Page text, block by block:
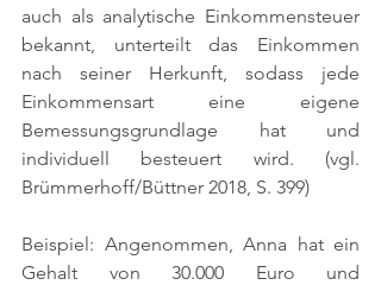
auch als analytische Einkommensteuer
bekannt, unterteilt das Einkommen
nach seiner Herkunft, sodass jede
Einkommensart eine eigene
Bemessungsgrundlage hat und
individuell besteuert wird. (vgl.
Brümmerhoff/Büttner 2018, S. 399)
Beispiel: Angenommen, Anna hat ein
Gehalt von 30.000 Euro und